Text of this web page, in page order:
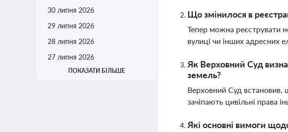
30 липня 2026
29 липня 2026
28 липня 2026
27 липня 2026
ПОКАЗАТИ БІЛЬШЕ
Що змінилося в
Тепер можна реєструвати
вулиці чи інших адресних
Як Верховний Суд
земель?
Верховний Суд встановив,
зачіпають цивільні права
Які основні вимоги